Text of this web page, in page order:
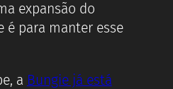
expansão do
é para manter esse
a Bungie já está